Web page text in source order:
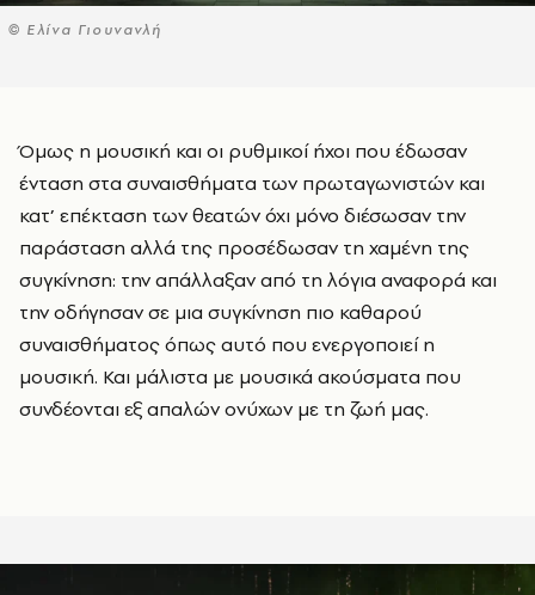
© Ελίνα Γιουνανλή
Όμως η μουσική και οι ρυθμικοί ήχοι που έδωσαν
ένταση στα συναισθήματα των πρωταγωνιστών και
κατ’ επέκταση των θεατών όχι μόνο διέσωσαν την
παράσταση αλλά της προσέδωσαν τη χαμένη της
συγκίνηση: την απάλλαξαν από τη λόγια αναφορά και
την οδήγησαν σε μια συγκίνηση πιο καθαρού
συναισθήματος όπως αυτό που ενεργοποιεί η
μουσική. Και μάλιστα με μουσικά ακούσματα που
συνδέονται εξ απαλών ονύχων με τη ζωή μας.